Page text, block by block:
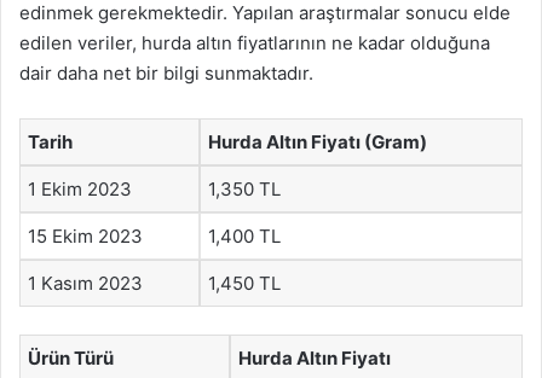
edinmek gerekmektedir. Yapılan araştırmalar sonucu elde
edilen veriler, hurda altın fiyatlarının ne kadar olduğuna
dair daha net bir bilgi sunmaktadır.
Tarih Hurda Altın Fiyatı (Gram)
1 Ekim 2023 1,350 TL
15 Ekim 2023 1,400 TL
1 Kasım 2023 1,450 TL
Ürün Türü Hurda Altın Fiyatı